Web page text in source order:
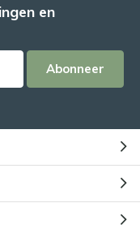
en
Abonneer